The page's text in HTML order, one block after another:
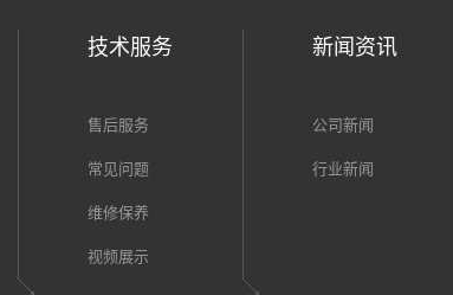
技术服务
售后服务
常见问题
维修保养
视频展示
新闻资讯
公司新闻
行业新闻